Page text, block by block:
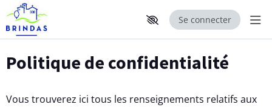
Se connecter
Politique de confidentialité
Vous trouverez ici tous les renseignements relatifs aux